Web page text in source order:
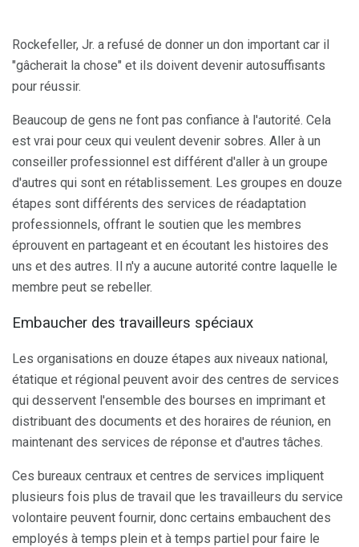
Rockefeller, Jr. a refusé de donner un don important car il
"gâcherait la chose" et ils doivent devenir autosuffisants
pour réussir.
Beaucoup de gens ne font pas confiance à l'autorité. Cela
est vrai pour ceux qui veulent devenir sobres. Aller à un
conseiller professionnel est différent d'aller à un groupe
d'autres qui sont en rétablissement. Les groupes en douze
étapes sont différents des services de réadaptation
professionnels, offrant le soutien que les membres
éprouvent en partageant et en écoutant les histoires des
uns et des autres. Il n'y a aucune autorité contre laquelle le
membre peut se rebeller.
Embaucher des travailleurs spéciaux
Les organisations en douze étapes aux niveaux national,
étatique et régional peuvent avoir des centres de services
qui desservent l'ensemble des bourses en imprimant et
distribuant des documents et des horaires de réunion, en
maintenant des services de réponse et d'autres tâches.
Ces bureaux centraux et centres de services impliquent
plusieurs fois plus de travail que les travailleurs du service
volontaire peuvent fournir, donc certains embauchent des
employés à temps plein et à temps partiel pour faire le